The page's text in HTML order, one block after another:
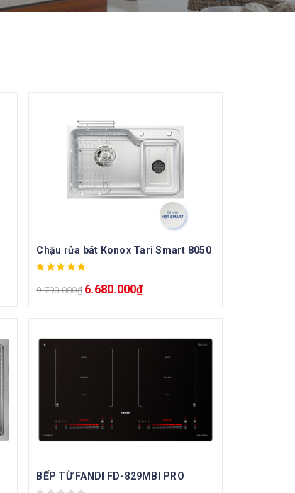
Chậu rửa bát Konox Tari Smart 8050
9.790.000₫ 6.680.000₫
BẾP TỪ FANDI FD-829MBI PRO